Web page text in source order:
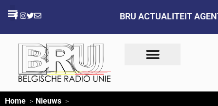
BRU ACTUALITEIT
Home Nieuws